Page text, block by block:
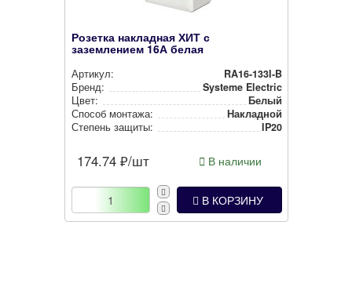
Розетка накладная ХИТ с
заземлением 16А белая
Артикул:
RA16-133I-B
Бренд:
Systeme Electric
Цвет:
Белый
Способ монтажа:
Накладной
Степень защиты:
IP20
174.74 ₽/шт В наличии
В КОРЗИНУ